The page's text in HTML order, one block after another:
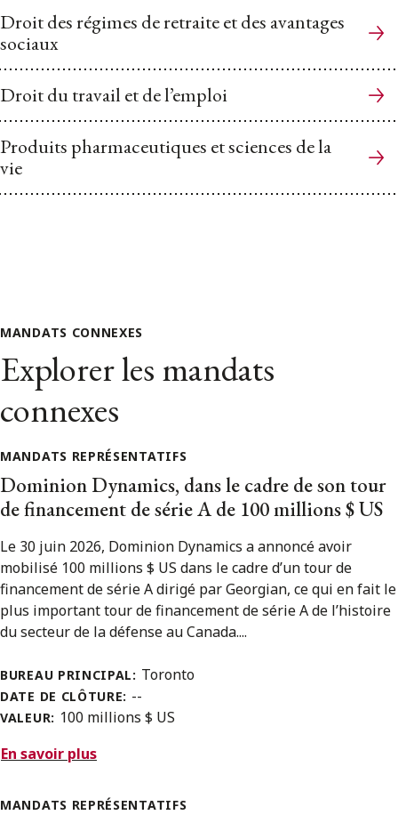
Droit des régimes de retraite et des avantages
sociaux
Droit du travail et de l’emploi
Produits pharmaceutiques et sciences de la
vie
MANDATS CONNEXES
Explorer les mandats
connexes
MANDATS REPRÉSENTATIFS
Dominion Dynamics, dans le cadre de son tour
de financement de série A de 100 millions $ US
Le 30 juin 2026, Dominion Dynamics a annoncé avoir
mobilisé 100 millions $ US dans le cadre d’un tour de
financement de série A dirigé par Georgian, ce qui en fait le
plus important tour de financement de série A de l’histoire
du secteur de la défense au Canada....
BUREAU PRINCIPAL: Toronto
DATE DE CLÔTURE: --
VALEUR: 100 millions $ US
En savoir plus
MANDATS REPRÉSENTATIFS